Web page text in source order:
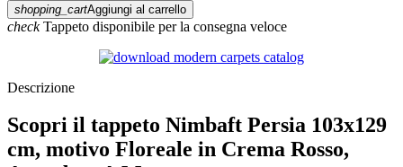
shopping_cartAggiungi al carrello
checkTappeto disponibile per la consegna veloce
Descrizione
Scopri il tappeto Nimbaft Persia 103x129
cm, motivo Floreale in Crema Rosso,